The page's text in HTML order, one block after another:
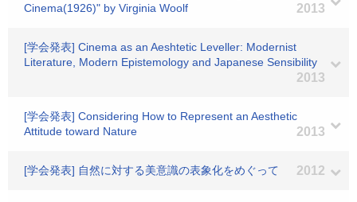
Cinema(1926)" by Virginia Woolf
2013
[学会発表] Cinema as an Aeshtetic Leveller: Modernist
Literature, Modern Epistemology and Japanese Sensibility
2013
[学会発表] Considering How to Represent an Aesthetic
Attitude toward Nature
2013
[学会発表] 自然に対する美意識の表象化をめぐって 2012